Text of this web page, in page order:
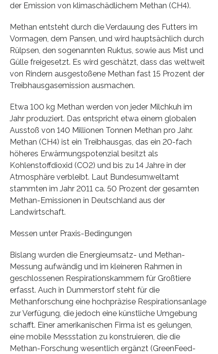
der Emission von klimaschädlichem Methan (CH4).
Methan entsteht durch die Verdauung des Futters im
Vormagen, dem Pansen, und wird hauptsächlich durch
Rülpsen, den sogenannten Ruktus, sowie aus Mist und
Gülle freigesetzt. Es wird geschätzt, dass das weltweit
von Rindern ausgestoßene Methan fast 15 Prozent der
Treibhausgasemission ausmachen.
Etwa 100 kg Methan werden von jeder Milchkuh im
Jahr produziert. Das entspricht etwa einem globalen
Ausstoß von 140 Millionen Tonnen Methan pro Jahr.
Methan (CH4) ist ein Treibhausgas, das ein 20-fach
höheres Erwärmungspotenzial besitzt als
Kohlenstoffdioxid (CO2) und bis zu 14 Jahre in der
Atmosphäre verbleibt. Laut Bundesumweltamt
stammten im Jahr 2011 ca. 50 Prozent der gesamten
Methan-Emissionen in Deutschland aus der
Landwirtschaft.
Messen unter Praxis-Bedingungen
Bislang wurden die Energieumsatz- und Methan-
Messung aufwändig und im kleineren Rahmen in
geschlossenen Respirationskammern für Großtiere
erfasst. Auch in Dummerstorf steht für die
Methanforschung eine hochpräzise Respirationsanlage
zur Verfügung, die jedoch eine künstliche Umgebung
schafft. Einer amerikanischen Firma ist es gelungen,
eine mobile Messstation zu konstruieren, die die
Methan-Forschung wesentlich ergänzt (GreenFeed-